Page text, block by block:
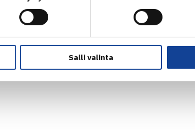
Salli valinta